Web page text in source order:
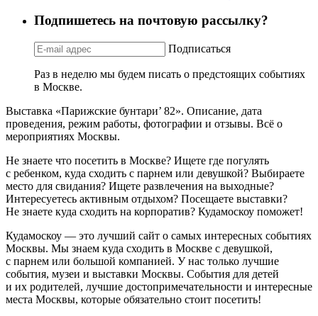
Подпишетесь на почтовую рассылку?
Подписаться
Раз в неделю мы будем писать о предстоящих событиях
в Москве.
Выставка «Парижские бунтари’ 82». Описание, дата
проведения, режим работы, фотографии и отзывы. Всё о
мероприятиях Москвы.
Не знаете что посетить в Москве? Ищете где погулять
с ребенком, куда сходить с парнем или девушкой? Выбираете
место для свидания? Ищете развлечения на выходные?
Интересуетесь активным отдыхом? Посещаете выставки?
Не знаете куда сходить на корпоратив? Кудамоскоу поможет!
Кудамоскоу — это лучший сайт о самых интересных событиях
Москвы. Мы знаем куда сходить в Москве с девушкой,
с парнем или большой компанией. У нас только лучшие
события, музеи и выставки Москвы. События для детей
и их родителей, лучшие достопримечательности и интересные
места Москвы, которые обязательно стоит посетить!